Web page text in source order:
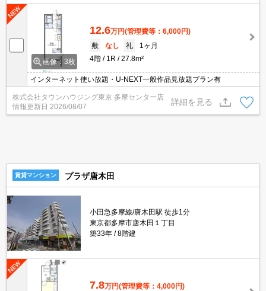
画像：3枚
12.6万円(管理費等：6,000円)
敷
なし 礼
1ヶ月
4階
1R 27.8m²
インターネット使い放題・U-NEXT一般作品見放題プラン有
株式会社タウンハウジング東京 多摩センター店
情報更新日 2026/08/07
詳細を見る
賃貸マンション プラザ唐木田
小田急多摩線/唐木田駅 徒歩1分
東京都多摩市唐木田１丁目
築33年
8階建
7.8万円(管理費等：4,000円)